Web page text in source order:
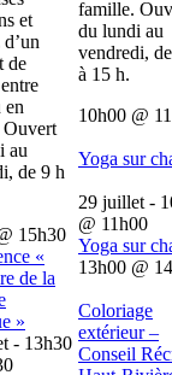
et
de
en
au
de 9 h
15h30
«
de la
»
- 13h30
famille.
du lundi au
vendredi,
à 15 h.
10h00 @
Yoga sur
29 juillet -
@ 11h00
Yoga sur
13h00 @
Coloriage
extérieur –
Conseil